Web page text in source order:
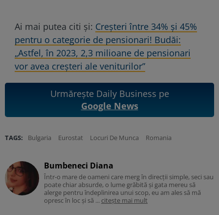
Ai mai putea citi și: Creșteri între 34% și 45%
pentru o categorie de pensionari! Budăi:
„Astfel, în 2023, 2,3 milioane de pensionari
vor avea creșteri ale veniturilor”
Urmărește Daily Business pe
Google News
TAGS: Bulgaria Eurostat Locuri De Munca Romania
Bumbeneci Diana
Într-o mare de oameni care merg în direcții simple, seci sau
poate chiar absurde, o lume grăbită și gata mereu să
alerge pentru îndeplinirea unui scop, eu am ales să mă
opresc în loc și să ... citește mai mult